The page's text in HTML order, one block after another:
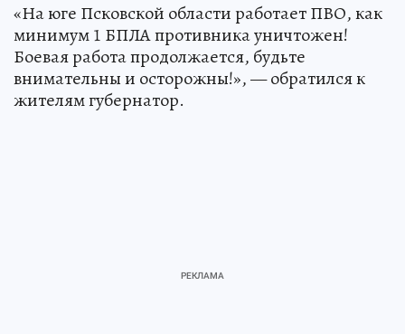
«На юге Псковской области работает ПВО, как
минимум 1 БПЛА противника уничтожен!
Боевая работа продолжается, будьте
внимательны и осторожны!», — обратился к
жителям губернатор.